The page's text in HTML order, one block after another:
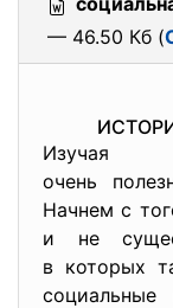
— 46.50 Кб (
Изучая
очень
Начнем с
и не
в которых